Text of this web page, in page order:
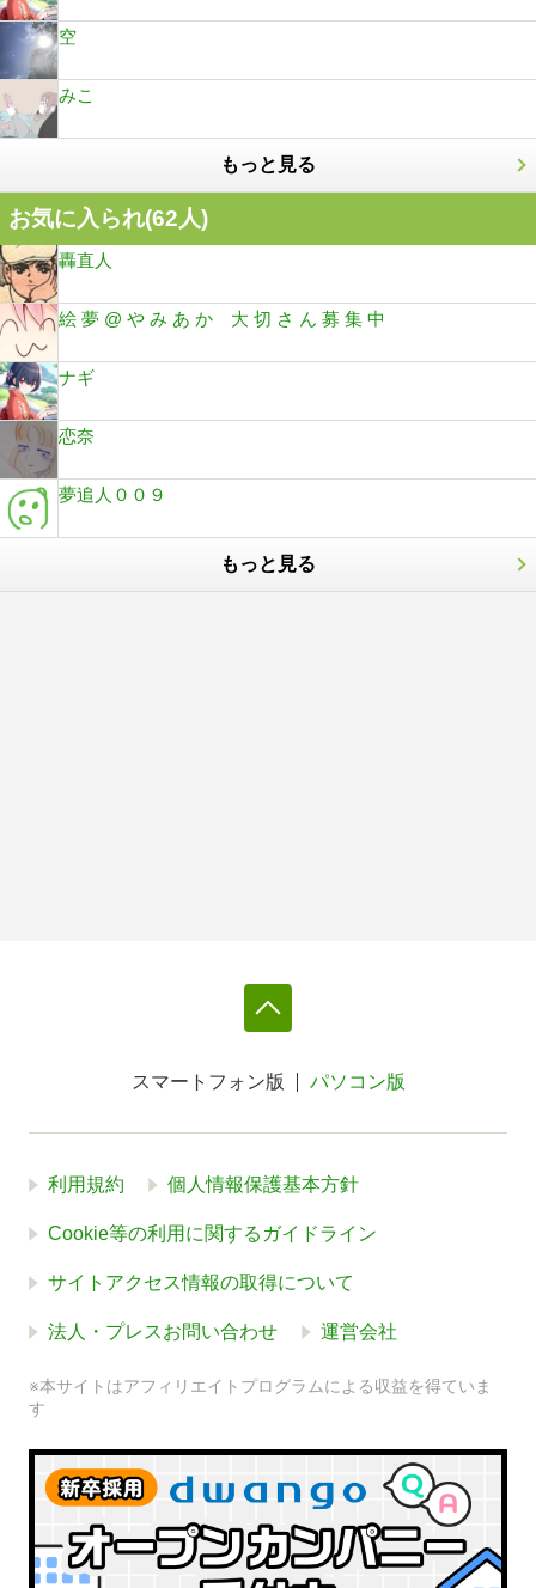
空
みこ
もっと見る
お気に入られ(62人)
轟直人
絵 夢 @ や み あ か 大 切 さ ん 募 集 中
ナギ
恋奈
夢追人００９
もっと見る
スマートフォン版 パソコン版
利用規約 個人情報保護基本方針
Cookie等の利用に関するガイドライン
サイトアクセス情報の取得について
法人・プレスお問い合わせ 運営会社
※本サイトはアフィリエイトプログラムによる収益を得ていま
す